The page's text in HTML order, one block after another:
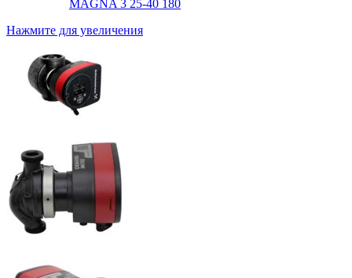
Нажмите для увеличения